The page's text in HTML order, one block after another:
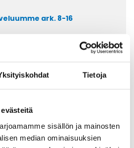
Tietoja
sisällön ja mainosten
median ominaisuuksien
ark. 8-16
ROBOSCHLEPP-PUR